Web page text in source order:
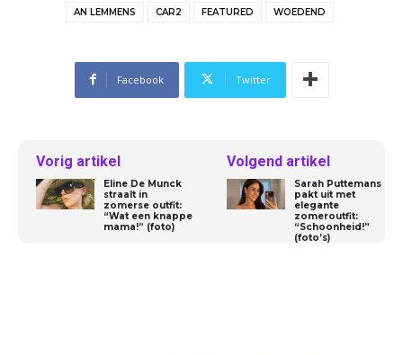
AN LEMMENS CAR2 FEATURED WOEDEND
Facebook Twitter
Vorig artikel
Eline De Munck
straalt in
zomerse outfit:
“Wat een knappe
mama!” (foto)
Volgend artikel
Sarah Puttemans
pakt uit met
elegante
zomeroutfit:
“Schoonheid!”
(foto’s)